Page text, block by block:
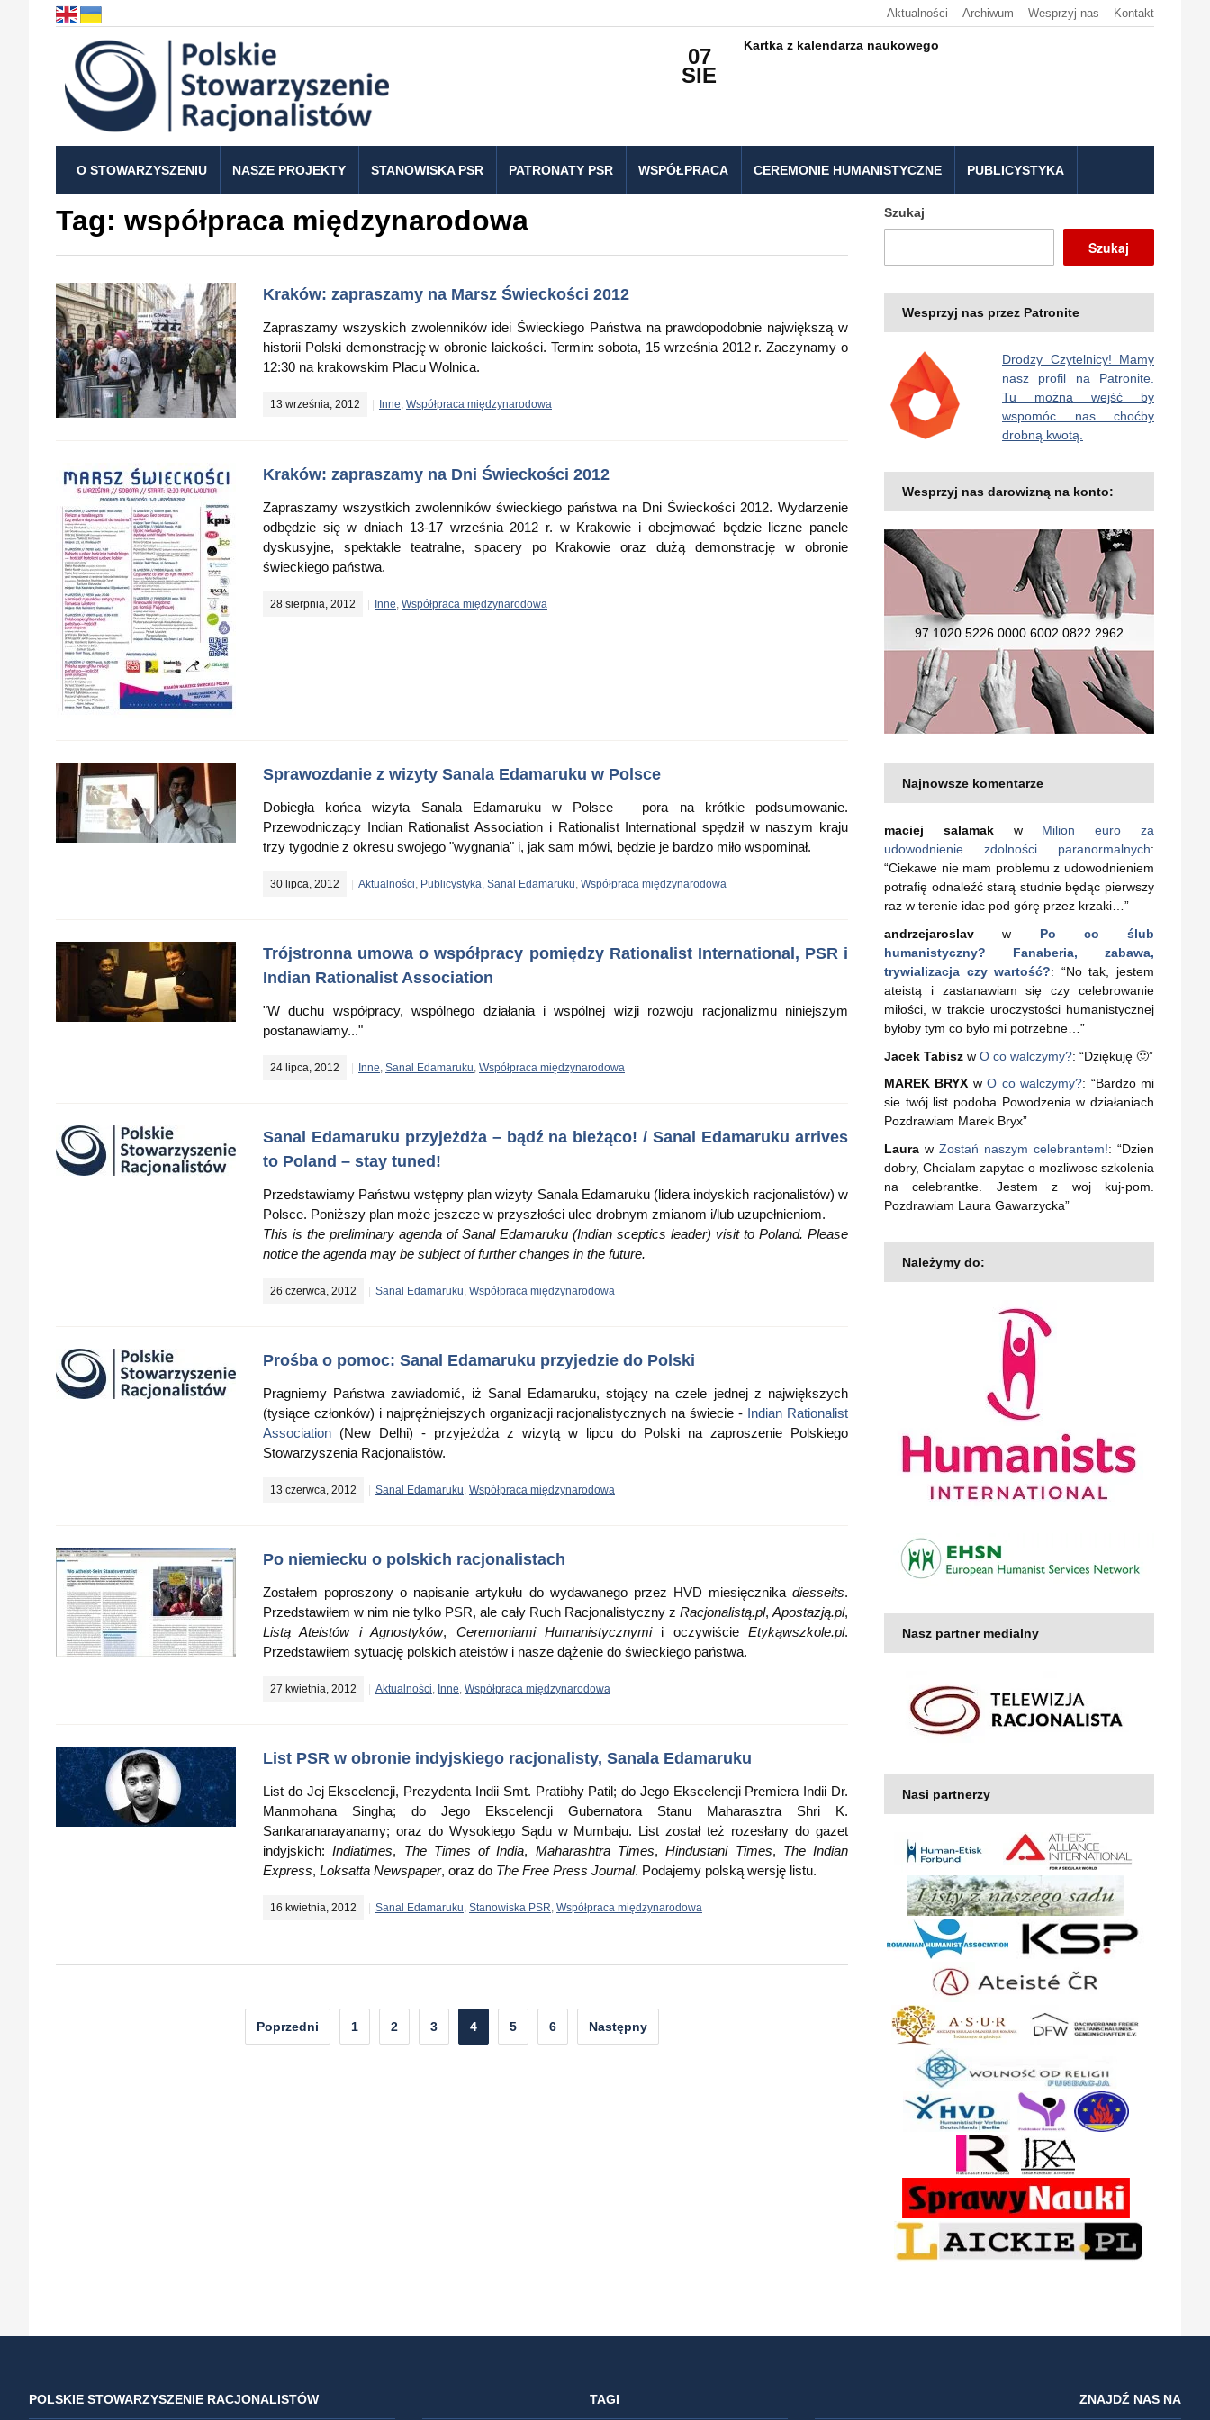
Aktualności Archiwum Wesprzyj nas Kontakt
07
SIE
Kartka z kalendarza naukowego
O STOWARZYSZENIU NASZE PROJEKTY STANOWISKA PSR PATRONATY PSR WSPÓŁPRACA CEREMONIE HUMANISTYCZNE PUBLICYSTYKA
Tag: współpraca międzynarodowa
Kraków: zapraszamy na Marsz Świeckości 2012
Zapraszamy wszyskich zwolenników idei Świeckiego Państwa na prawdopodobnie największą w
historii Polski demonstrację w obronie laickości. Termin: sobota, 15 września 2012 r. Zaczynamy o
12:30 na krakowskim Placu Wolnica.
13 września, 2012 Inne, Współpraca międzynarodowa
Kraków: zapraszamy na Dni Świeckości 2012
Zapraszamy wszystkich zwolenników świeckiego państwa na Dni Świeckości 2012. Wydarzenie
odbędzie się w dniach 13-17 września 2012 r. w Krakowie i obejmować będzie liczne panele
dyskusyjne, spektakle teatralne, spacery po Krakowie oraz dużą demonstrację w obronie
świeckiego państwa.
28 sierpnia, 2012 Inne, Współpraca międzynarodowa
Sprawozdanie z wizyty Sanala Edamaruku w Polsce
Dobiegła końca wizyta Sanala Edamaruku w Polsce – pora na krótkie podsumowanie.
Przewodniczący Indian Rationalist Association i Rationalist International spędził w naszym kraju
trzy tygodnie z okresu swojego "wygnania" i, jak sam mówi, będzie je bardzo miło wspominał.
30 lipca, 2012 Aktualności, Publicystyka, Sanal Edamaruku, Współpraca międzynarodowa
Trójstronna umowa o współpracy pomiędzy Rationalist International, PSR i
Indian Rationalist Association
"W duchu współpracy, wspólnego działania i wspólnej wizji rozwoju racjonalizmu niniejszym
postanawiamy..."
24 lipca, 2012 Inne, Sanal Edamaruku, Współpraca międzynarodowa
Sanal Edamaruku przyjeżdża – bądź na bieżąco! / Sanal Edamaruku arrives
to Poland – stay tuned!
Przedstawiamy Państwu wstępny plan wizyty Sanala Edamaruku (lidera indyskich racjonalistów) w
Polsce. Poniższy plan może jeszcze w przyszłości ulec drobnym zmianom i/lub uzupełnieniom.
This is the preliminary agenda of Sanal Edamaruku (Indian sceptics leader) visit to Poland. Please
notice the agenda may be subject of further changes in the future.
26 czerwca, 2012 Sanal Edamaruku, Współpraca międzynarodowa
Prośba o pomoc: Sanal Edamaruku przyjedzie do Polski
Pragniemy Państwa zawiadomić, iż Sanal Edamaruku, stojący na czele jednej z największych
(tysiące członków) i najprężniejszych organizacji racjonalistycznych na świecie - Indian Rationalist
Association (New Delhi) - przyjeżdża z wizytą w lipcu do Polski na zaproszenie Polskiego
Stowarzyszenia Racjonalistów.
13 czerwca, 2012 Sanal Edamaruku, Współpraca międzynarodowa
Po niemiecku o polskich racjonalistach
Zostałem poproszony o napisanie artykułu do wydawanego przez HVD miesięcznika diesseits.
Przedstawiłem w nim nie tylko PSR, ale cały Ruch Racjonalistyczny z Racjonalistą.pl,Apostazją.pl,
Listą Ateistów i Agnostyków, Ceremoniami Humanistycznymii oczywiście Etykąwszkole.pl.
Przedstawiłem sytuację polskich ateistów i nasze dążenie do świeckiego państwa.
27 kwietnia, 2012 Aktualności, Inne, Współpraca międzynarodowa
List PSR w obronie indyjskiego racjonalisty, Sanala Edamaruku
List do Jej Ekscelencji, Prezydenta Indii Smt. Pratibhy Patil; do Jego Ekscelencji Premiera Indii Dr.
Manmohana Singha; do Jego Ekscelencji Gubernatora Stanu Maharasztra Shri K.
Sankaranarayanamy; oraz do Wysokiego Sądu w Mumbaju. List został też rozesłany do gazet
indyjskich:Indiatimes, The Times of India, Maharashtra Times,Hindustani Times, The Indian
Express, Loksatta Newspaper, oraz do The Free Press Journal. Podajemy polską wersję listu.
16 kwietnia, 2012 Sanal Edamaruku, Stanowiska PSR, Współpraca międzynarodowa
Poprzedni 1 2 3 4 5 6 Następny
Szukaj
Szukaj
Wesprzyj nas przez Patronite
Drodzy Czytelnicy! Mamy
nasz profil na Patronite.
Tu można wejść by
wspomóc nas choćby
drobną kwotą.
Wesprzyj nas darowizną na konto:
97 1020 5226 0000 6002 0822 2962
Najnowsze komentarze
maciej salamakw Milion euro za
udowodnienie zdolności paranormalnych:
“Ciekawe nie mam problemu z udowodnieniem
potrafię odnaleźć starą studnie będąc pierwszy
raz w terenie idac pod górę przez krzaki… ”
andrzejaroslav w Po co ślub
humanistyczny? Fanaberia, zabawa,
trywializacja czy wartość?: “No tak, jestem
ateistą i zastanawiam się czy celebrowanie
miłości, w trakcie uroczystości humanistycznej
byłoby tym co było mi potrzebne… ”
Jacek Tabisz w O co walczymy?: “Dziękuję 🙂”
MAREK BRYX wO co walczymy?: “Bardzo mi
sie twój list podoba Powodzenia w działaniach
Pozdrawiam Marek Bryx”
Laura w Zostań naszym celebrantem!: “Dzien
dobry, Chcialam zapytac o mozliwosc szkolenia
na celebrantke. Jestem z woj kuj-pom.
Pozdrawiam Laura Gawarzycka”
Należymy do:
Nasz partner medialny
Nasi partnerzy
POLSKIE STOWARZYSZENIE RACJONALISTÓW TAGI ZNAJDŹ NAS NA